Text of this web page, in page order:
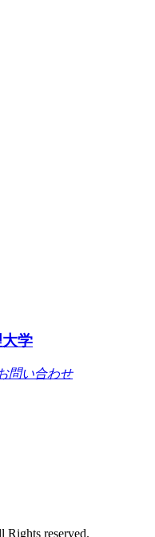
問い合わせ
reserved.